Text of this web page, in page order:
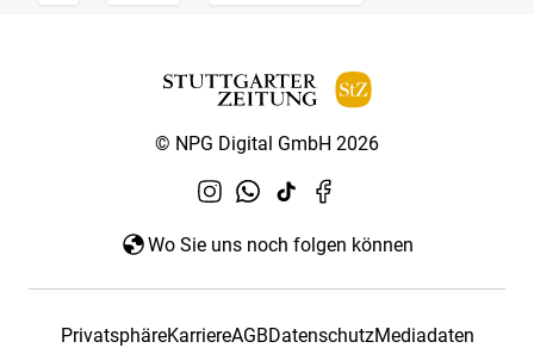
© NPG Digital GmbH 2026
Wo Sie uns noch folgen können
PrivatsphäreKarriereAGBDatenschutzMediadaten